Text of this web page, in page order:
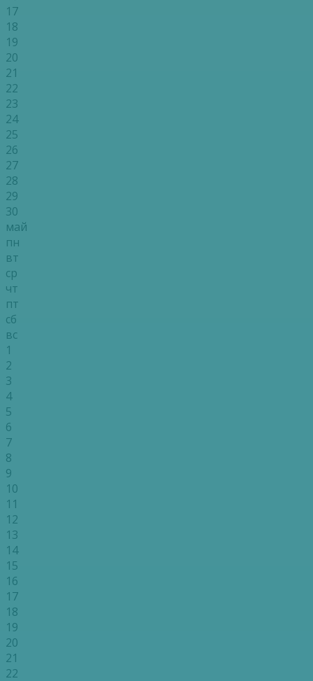
17
18
19
20
21
22
23
24
25
26
27
28
29
30
май
пн
вт
ср
чт
пт
сб
вс
1
2
3
4
5
6
7
8
9
10
11
12
13
14
15
16
17
18
19
20
21
22